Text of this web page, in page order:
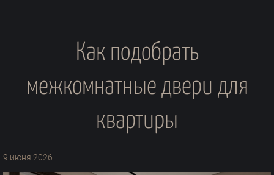
Как подобрать
межкомнатные двери для
квартиры
9 июня 2026